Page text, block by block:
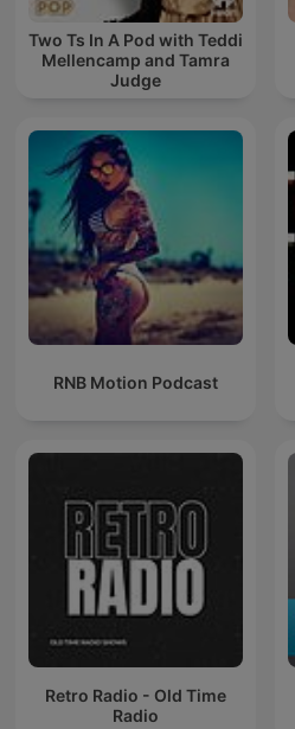
Two Ts In A Pod with Teddi
Mellencamp and Tamra
Judge
RNB Motion Podcast
Retro Radio - Old Time
Radio